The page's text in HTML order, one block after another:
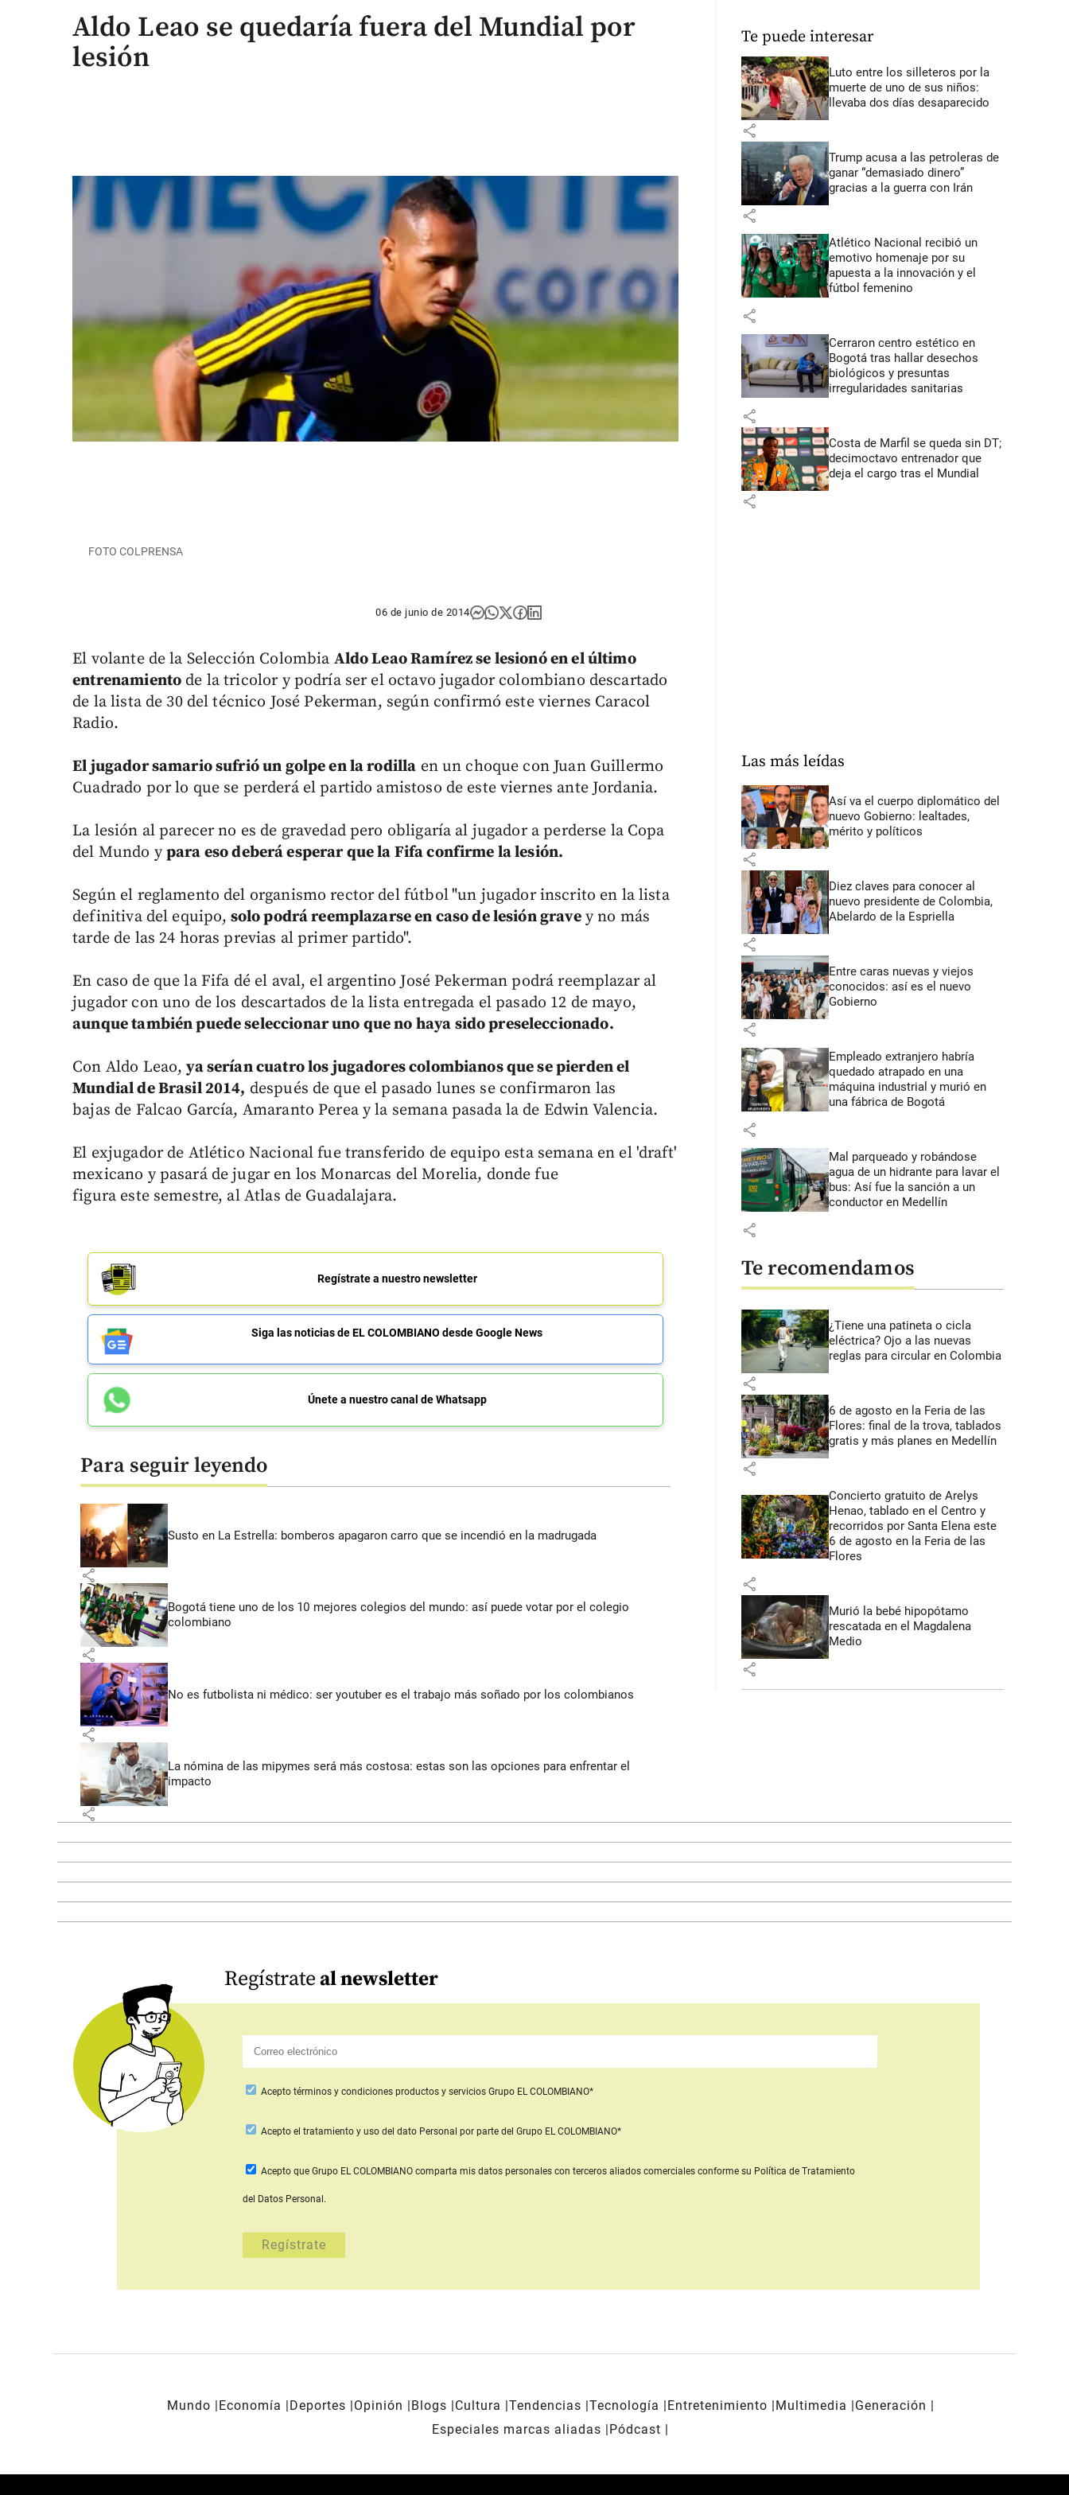
Aldo Leao se quedaría fuera del Mundial por
lesión
FOTO COLPRENSA
06 de junio de 2014
El volante de la Selección Colombia Aldo Leao Ramírez se lesionó en el último
entrenamiento de la tricolor y podría ser el octavo jugador colombiano descartado
de la lista de 30 del técnico José Pekerman, según confirmó este viernes Caracol
Radio.
El jugador samario sufrió un golpe en la rodilla en un choque con Juan Guillermo
Cuadrado por lo que se perderá el partido amistoso de este viernes ante Jordania.
La lesión al parecer no es de gravedad pero obligaría al jugador a perderse la Copa
del Mundo ypara eso deberá esperar que la Fifa confirme la lesión.
Según el reglamento del organismo rector del fútbol"un jugador inscrito en la lista
definitiva del equipo, solo podrá reemplazarse en caso de lesión gravey no más
tarde de las 24 horas previas al primer partido".
En caso de que la Fifa dé el aval, el argentino José Pekerman podrá reemplazar al
jugador con uno de los descartados de la lista entregada el pasado 12 de mayo,
aunque también puede seleccionar uno que no haya sido preseleccionado.
Con Aldo Leao,ya serían cuatro los jugadores colombianos que se pierden el
Mundial de Brasil 2014, después de que el pasado lunes se confirmaron las
bajas de Falcao García, Amaranto Perea y la semana pasada la de Edwin Valencia.
El exjugador de Atlético Nacional fue transferido de equipo esta semana en el 'draft'
mexicano y pasará de jugar en los Monarcas del Morelia, donde fue
figura este semestre, al Atlas de Guadalajara.
Regístrate a nuestro newsletter
Siga las noticias de EL COLOMBIANO desde Google News
Únete a nuestro canal de Whatsapp
Para seguir leyendo
Susto en La Estrella: bomberos apagaron carro que se incendió en la madrugada
share
Bogotá tiene uno de los 10 mejores colegios del mundo: así puede votar por el colegio
colombiano
share
No es futbolista ni médico: ser youtuber es el trabajo más soñado por los colombianos
share
La nómina de las mipymes será más costosa: estas son las opciones para enfrentar el
impacto
share
Te puede interesar
Luto entre los silleteros por la
muerte de uno de sus niños:
llevaba dos días desaparecido
share
Trump acusa a las petroleras de
ganar “demasiado dinero”
gracias a la guerra con Irán
share
Atlético Nacional recibió un
emotivo homenaje por su
apuesta a la innovación y el
fútbol femenino
share
Cerraron centro estético en
Bogotá tras hallar desechos
biológicos y presuntas
irregularidades sanitarias
share
Costa de Marfil se queda sin DT;
decimoctavo entrenador que
deja el cargo tras el Mundial
share
Las más leídas
Así va el cuerpo diplomático del
nuevo Gobierno: lealtades,
mérito y políticos
share
Diez claves para conocer al
nuevo presidente de Colombia,
Abelardo de la Espriella
share
Entre caras nuevas y viejos
conocidos: así es el nuevo
Gobierno
share
Empleado extranjero habría
quedado atrapado en una
máquina industrial y murió en
una fábrica de Bogotá
share
Mal parqueado y robándose
agua de un hidrante para lavar el
bus: Así fue la sanción a un
conductor en Medellín
share
Te recomendamos
¿Tiene una patineta o cicla
eléctrica? Ojo a las nuevas
reglas para circular en Colombia
share
6 de agosto en la Feria de las
Flores: final de la trova, tablados
gratis y más planes en Medellín
share
Concierto gratuito de Arelys
Henao, tablado en el Centro y
recorridos por Santa Elena este
6 de agosto en la Feria de las
Flores
share
Murió la bebé hipopótamo
rescatada en el Magdalena
Medio
share
Regístrateal newsletter
Acepto términos y condiciones productos y servicios Grupo EL COLOMBIANO*
Aceptoel tratamiento y uso del dato Personal por parte del Grupo EL COLOMBIANO*
Acepto que Grupo EL COLOMBIANO comparta mis datos personales con terceros aliados comercialesconforme su Política de Tratamiento
del Datos Personal.
Mundo Economía Deportes Opinión Blogs Cultura Tendencias Tecnología Entretenimiento Multimedia
Generación
Especiales marcas aliadas
Pódcast